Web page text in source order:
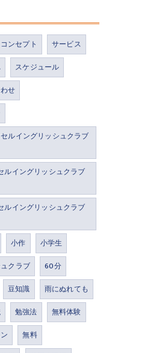
コンセプト
サービス
スケジュール
せ
ルイングリッシュクラブ
ルイングリッシュクラブ
ルイングリッシュクラブ
小作
小学生
クラブ
60分
豆知識
雨にぬれても
勉強法
無料体験
無料